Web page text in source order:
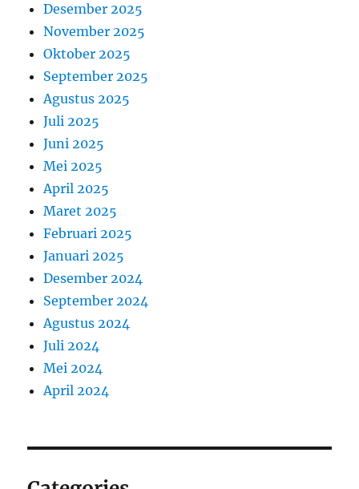
Desember 2025
November 2025
Oktober 2025
September 2025
Agustus 2025
Juli 2025
Juni 2025
Mei 2025
April 2025
Maret 2025
Februari 2025
Januari 2025
Desember 2024
September 2024
Agustus 2024
Juli 2024
Mei 2024
April 2024